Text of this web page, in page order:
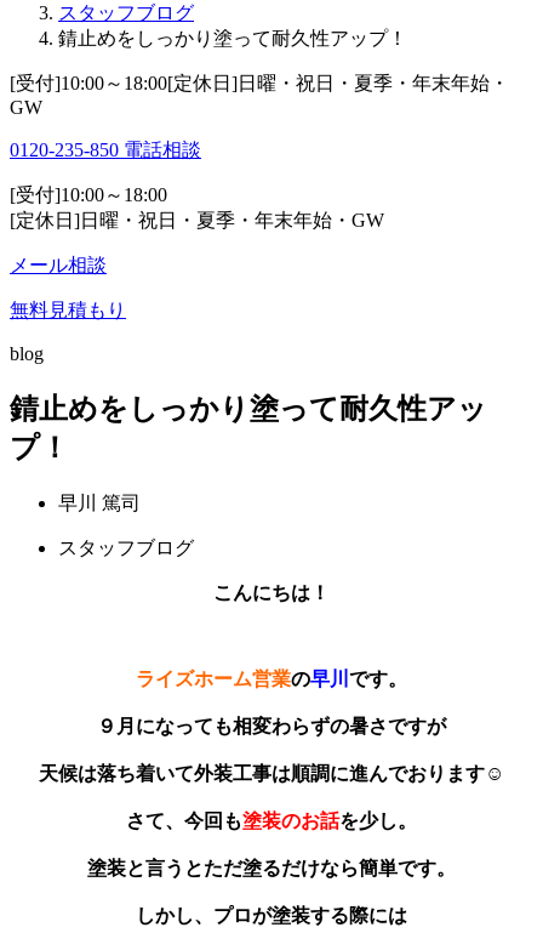
スタッフブログ
錆止めをしっかり塗って耐久性アップ！
[受付]10:00～18:00[定休日]日曜・祝日・夏季・年末年始・
GW
0120-235-850 電話相談
[受付]10:00～18:00
[定休日]日曜・祝日・夏季・年末年始・GW
メール相談
無料見積もり
blog
錆止めをしっかり塗って耐久性アッ
プ！
早川 篤司
スタッフブログ
こんにちは！
ライズホーム営業の早川 です。
９月になっても相変わらずの暑さですが
天候は落ち着いて外装工事は順調に進んでおります☺️
さて、今回も塗装のお話を少し。
塗装と言うとただ塗るだけなら簡単です。
しかし、プロが塗装する際には